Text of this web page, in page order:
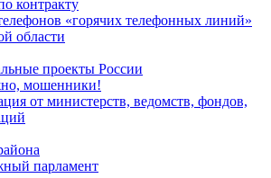
контракту
«горячих телефонных линий»
области
проекты России
мошенники!
от министерств, ведомств, фондов,
парламент